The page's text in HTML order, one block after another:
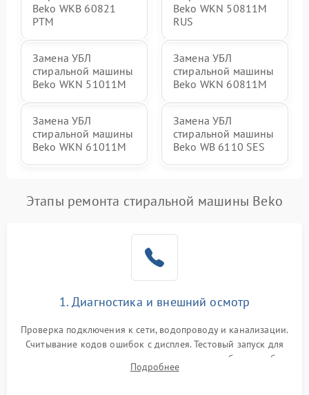
Beko WKB 60821
PTМ
Beko WKN 50811M
RUS
Замена УБЛ
стиральной машины
Beko WKN 51011M
Замена УБЛ
стиральной машины
Beko WKN 60811M
Замена УБЛ
стиральной машины
Beko WKN 61011M
Замена УБЛ
стиральной машины
Beko WB 6110 SES
Этапы ремонта стиральной машины Beko
1. Диагностика и внешний осмотр
Проверка подключения к сети, водопроводу и канализации.
Считывание кодов ошибок с дисплея. Тестовый запуск для
выявления посторонних шумов, протечек или сбоев в работе
электронного модуля управления.
Подробнее